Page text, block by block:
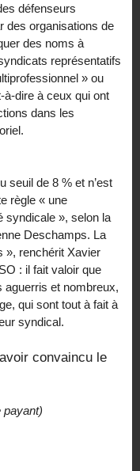
défenseurs
des organisations de
des noms à
représentatifs
» ou
à-dire à ceux qui ont
dans les
seuil de 8 % et n’est
règle « une
syndicale », selon la
Deschamps. La
», renchérit Xavier
: il fait valoir que
aguerris et nombreux,
qui sont tout à fait à
syndical.
convaincu le
payant)